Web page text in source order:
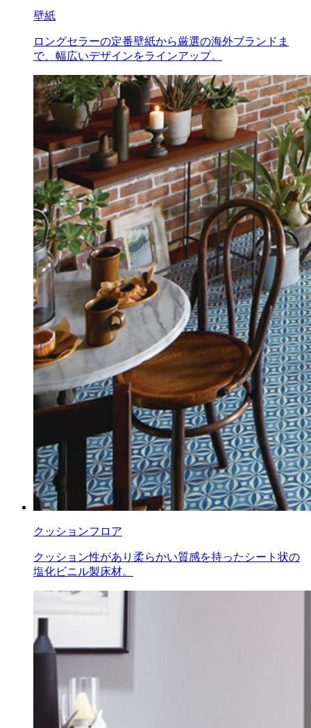
壁紙
ロングセラーの定番壁紙から厳選の海外ブランドま
で、幅広いデザインをラインアップ。
クッションフロア
クッション性があり柔らかい質感を持ったシート状の
塩化ビニル製床材。